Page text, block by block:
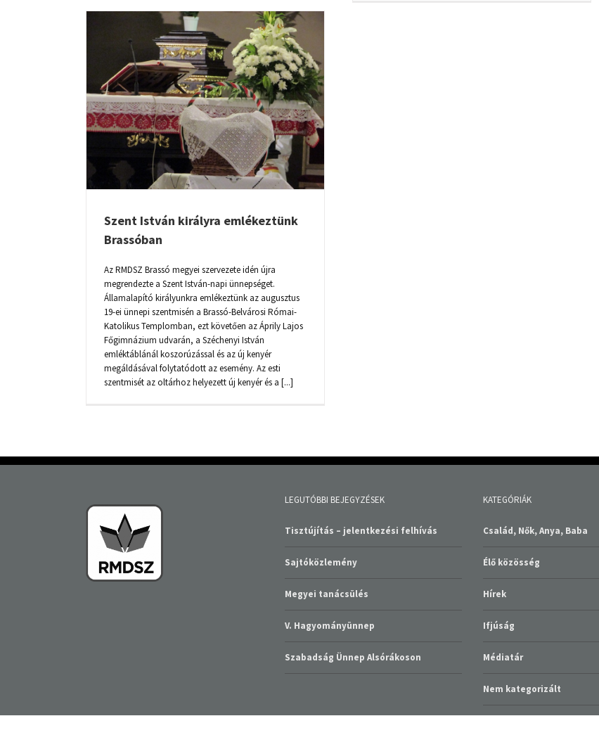
Szent István királyra emlékeztünk
Brassóban
Az RMDSZ Brassó megyei szervezete idén újra
megrendezte a Szent István-napi ünnepséget.
Államalapító királyunkra emlékeztünk az augusztus
19-ei ünnepi szentmisén a Brassó-Belvárosi Római-
Katolikus Templomban, ezt követően az Áprily Lajos
Főgimnázium udvarán, a Széchenyi István
emléktáblánál koszorúzással és az új kenyér
megáldásával folytatódott az esemény. Az esti
szentmisét az oltárhoz helyezett új kenyér és a [...]
LEGUTÓBBI BEJEGYZÉSEK
Tisztújítás – jelentkezési felhívás
Sajtóközlemény
Megyei tanácsülés
V. Hagyományünnep
Szabadság Ünnep Alsórákoson
KATEGÓRIÁK
Család, Nők, Anya, Baba
Élő közösség
Hírek
Ifjúság
Médiatár
Nem kategorizált